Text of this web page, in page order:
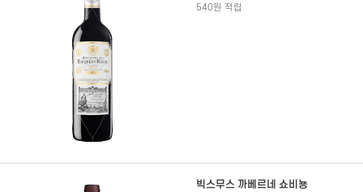
540원 적립
빅스무스 까베르네 쇼비뇽